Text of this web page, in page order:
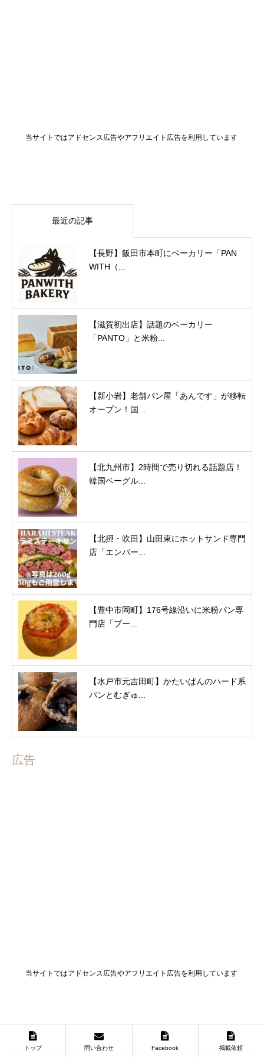
当サイトではアドセンス広告やアフリエイト広告を利用しています
最近の記事
【長野】飯田市本町にベーカリー「PAN
WITH（...
【滋賀初出店】話題のベーカリー
「PANTO」と米粉...
【新小岩】老舗パン屋「あんです」が移転
オープン！国...
【北九州市】2時間で売り切れる話題店！
韓国ベーグル...
【北摂・吹田】山田東にホットサンド専門
店「エンバー...
【豊中市岡町】176号線沿いに米粉パン専
門店「ブー...
【水戸市元吉田町】かたいぱんのハード系
パンとむぎゅ...
広告
当サイトではアドセンス広告やアフリエイト広告を利用しています
トップ 問い合わせ Facebook 掲載依頼